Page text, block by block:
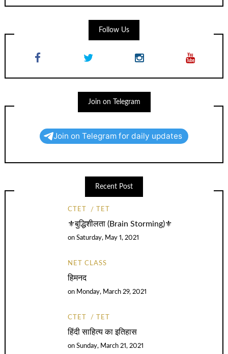
Follow Us
Join on Telegram
Join on Telegram for daily updates
Recent Post
CTET TET
⚜️बुद्धिशीलता (Brain Storming)⚜️
onSaturday, May 1, 2021
NET CLASS
हिमनद
on Monday, March 29, 2021
CTET TET
हिंदी साहित्य का इतिहास
onSunday, March 21, 2021